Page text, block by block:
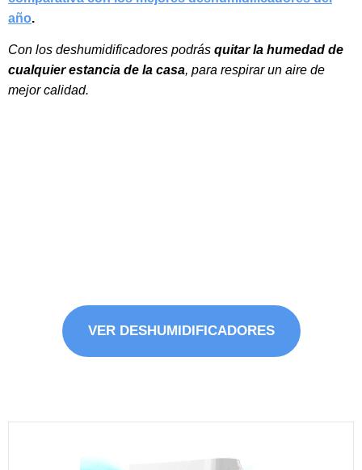
año.
Con los deshumidificadores podrás quitar la humedad de
cualquier estancia de la casa, para respirar un aire de
mejor calidad.
VER DESHUMIDIFICADORES